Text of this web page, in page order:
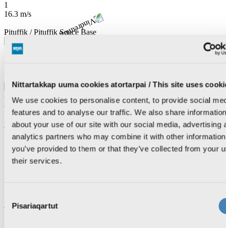
Nittartakkap uuma cookies atortarpai / This site uses
We use cookies to personalise content, to provide social
features and to analyse our traffic. We also share information
about your use of our site with our social media, advertising
analytics partners who may combine it with other
you’ve provided to them or that they’ve collected from your
their services.
Selection
Pisariaqartut
1
16.3 m/s
Pituffik / Pituffik Space Base
-10
8.3 m/s
Kalaallisut
Dansk
Drift
Om KNR
Nyheder om KNR
Søg